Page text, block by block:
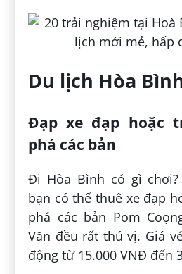
Du lịch Hòa
Đạp xe đạp hoặc
phá các bản
Đi Hòa Bình có gì
bạn có thể thuê xe đạp
phá các bản Pom
Văn đều rất thú vị. Giá
động từ 15.000 VNĐ đến